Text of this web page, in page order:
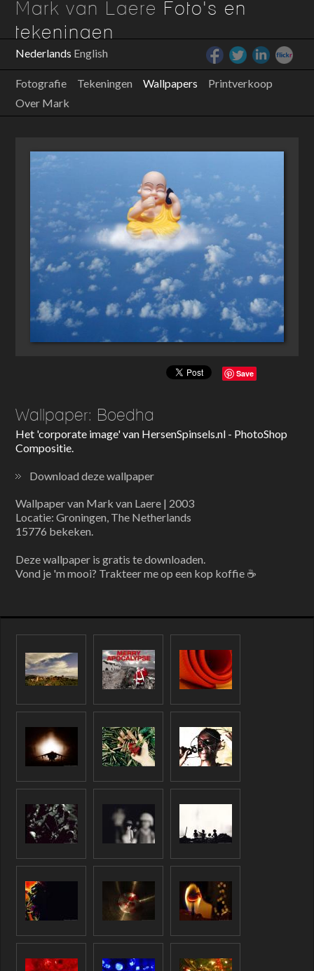
Mark van Laere Foto's en
tekeningen
Nederlands English
Fotografie Tekeningen Wallpapers
Printverkoop
Over Mark
Save
Wallpaper: Boedha
Het 'corporate image' van HersenSpinsels.nl - PhotoShop
Compositie.
Download deze wallpaper
Wallpaper van Mark van Laere | 2003
Locatie: Groningen, The Netherlands
15776 bekeken.
Deze wallpaper is gratis te downloaden.
Vond je 'm mooi? Trakteer me op een kop koffie ☕